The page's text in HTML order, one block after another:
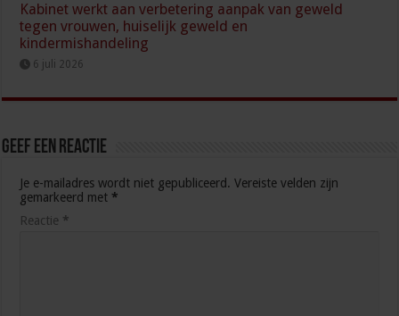
Kabinet werkt aan verbetering aanpak van geweld
tegen vrouwen, huiselijk geweld en
kindermishandeling
6 juli 2026
Geef een reactie
Je e-mailadres wordt niet gepubliceerd. Vereiste velden zijn
gemarkeerd met *
Reactie *